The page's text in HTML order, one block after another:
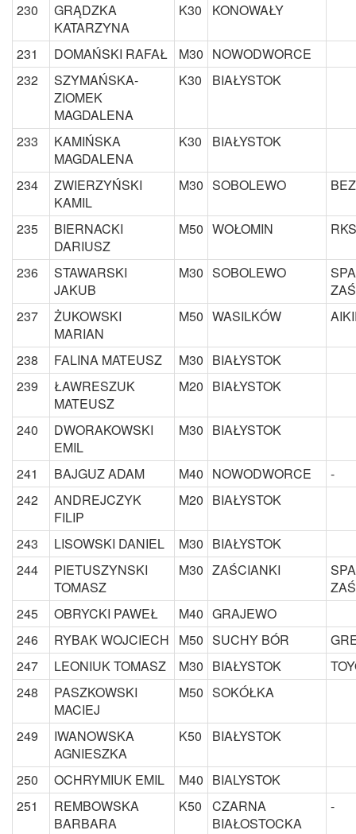
230
GRĄDZKA
KATARZYNA
K30 KONOWAŁY
231 DOMAŃSKI RAFAŁ M30 NOWODWORCE
232
SZYMAŃSKA-
ZIOMEK
MAGDALENA
K30 BIAŁYSTOK
233
KAMIŃSKA
MAGDALENA
K30 BIAŁYSTOK
234
ZWIERZYŃSKI
KAMIL
M30 SOBOLEWO
235
BIERNACKI
DARIUSZ
M50 WOŁOMIN
236
STAWARSKI
JAKUB
M30 SOBOLEWO
237
ŻUKOWSKI
MARIAN
M50 WASILKÓW
238 FALINA MATEUSZ M30 BIAŁYSTOK
239
ŁAWRESZUK
MATEUSZ
M20 BIAŁYSTOK
240
DWORAKOWSKI
EMIL
M30 BIAŁYSTOK
241 BAJGUZ ADAM M40 NOWODWORCE
-
242
ANDREJCZYK
FILIP
M20 BIAŁYSTOK
243 LISOWSKI DANIEL M30 BIAŁYSTOK
244
PIETUSZYNSKI
TOMASZ
M30 ZAŚCIANKI
245
OBRYCKI PAWEŁ M40 GRAJEWO
246
RYBAK WOJCIECH M50 SUCHY BÓR
247
LEONIUK TOMASZ M30 BIAŁYSTOK
248
PASZKOWSKI
MACIEJ
M50 SOKÓŁKA
249
IWANOWSKA
AGNIESZKA
K50 BIAŁYSTOK
250 OCHRYMIUK EMIL M40 BIALYSTOK
251
REMBOWSKA
BARBARA
K50
CZARNA
BIAŁOSTOCKA
-